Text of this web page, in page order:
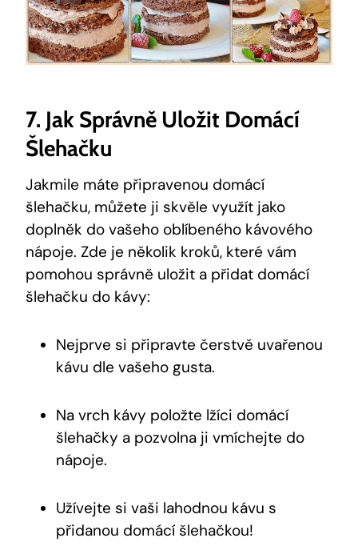
7. Jak Správně Uložit Domácí
Šlehačku
Jakmile máte připravenou domácí
šlehačku, můžete ji skvěle využít jako
doplněk do vašeho oblíbeného kávového
nápoje. Zde je několik kroků, které vám
pomohou správně uložit a přidat domácí
šlehačku do kávy:
Nejprve si připravte čerstvě uvařenou
kávu dle vašeho gusta.
Na vrch kávy položte lžíci domácí
šlehačky a pozvolna ji vmíchejte do
nápoje.
Užívejte si vaši lahodnou kávu s
přidanou domácí šlehačkou!